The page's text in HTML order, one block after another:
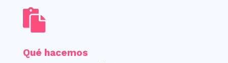

Qué hacemos